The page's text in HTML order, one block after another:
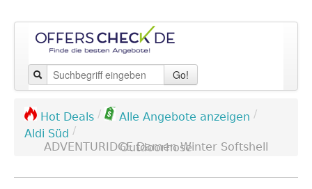
Go!
Hot Deals / Alle Angebote anzeigen /
Aldi Süd /
ADVENTURIDGE Damen Winter Softshell Outdoorhose